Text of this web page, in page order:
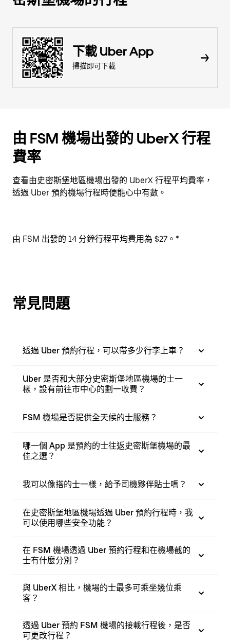
下載 Uber App
掃描即可下載
由 FSM 機場出發的 UberX 行程
費率
查看由史密斯堡地區機場出發的 UberX 行程平均費率，
透過 Uber 預約機場行程時便能心中有數。
由 FSM 出發的 14 分鐘行程平均費用為 $27。*
常見問題
透過 Uber 預約行程，可以帶多少行李上車？
Uber 是否和大部分史密斯堡地區機場的士一
樣，設有前往市中心的劃一收費？
FSM 機場是否提供全天候的士服務？
哪一個 App 是預約的士往返史密斯堡機場的最
佳之選？
我可以像搭的士一樣，給予司機夥伴貼士嗎？
在史密斯堡地區機場透過 Uber 預約行程時，我
可以使用哪些安全功能？
在 FSM 機場透過 Uber 預約行程和在機場截的
士有什麼分別？
與 UberX 相比，機場的士最多可乘坐幾位乘
客？
透過 Uber 預約 FSM 機場的接載行程後，是否
可更改行程？